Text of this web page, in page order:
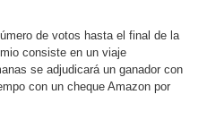
de votos hasta el final de la
consiste en un viaje
se adjudicará un ganador con
con un cheque Amazon por